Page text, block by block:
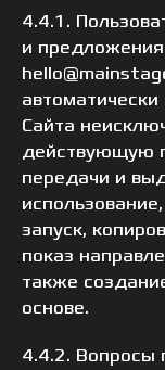
4.4.1.
и
Сайта
действующую
передачи и
запуск,
показ
также
основе.
4.4.2. Вопросы